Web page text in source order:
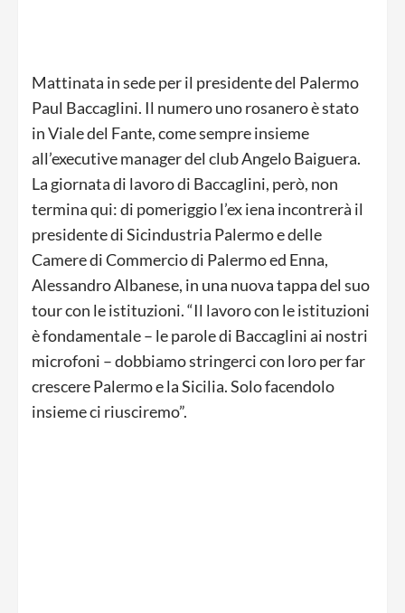
Mattinata in sede per il presidente del Palermo
Paul Baccaglini. Il numero uno rosanero è stato
in Viale del Fante, come sempre insieme
all’executive manager del club Angelo Baiguera.
La giornata di lavoro di Baccaglini, però, non
termina qui: di pomeriggio l’ex iena incontrerà il
presidente di Sicindustria Palermo e delle
Camere di Commercio di Palermo ed Enna,
Alessandro Albanese, in una nuova tappa del suo
tour con le istituzioni. “Il lavoro con le istituzioni
è fondamentale – le parole di Baccaglini ai nostri
microfoni – dobbiamo stringerci con loro per far
crescere Palermo e la Sicilia. Solo facendolo
insieme ci riusciremo”.